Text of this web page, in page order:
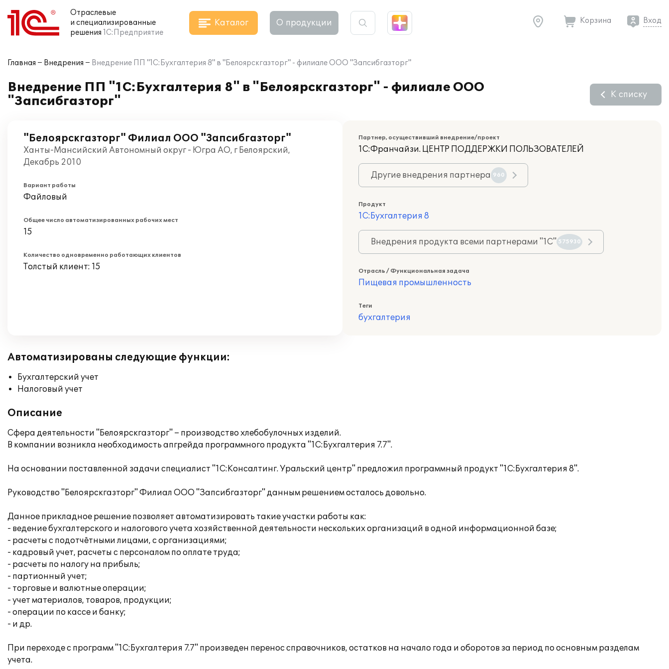
Отраслевые
и специализированные
решения 1С:Предприятие
Каталог О продукции Корзина Вход
Главная Внедрения Внедрение ПП "1C:Бухгалтерия 8" в "Белоярскгазторг" - филиале ООО "Запсибгазторг"
Внедрение ПП "1C:Бухгалтерия 8" в "Белоярскгазторг" - филиале ООО
"Запсибгазторг"
К списку
"Белоярскгазторг" Филиал ООО "Запсибгазторг"
Ханты-Мансийский Автономный округ - Югра АО, г Белоярский,
Декабрь 2010
Вариант работы
Файловый
Общее число автоматизированных рабочих мест
15
Количество одновременно работающих клиентов
Толстый клиент: 15
Партнер, осуществивший внедрение/проект
1С:Франчайзи. ЦЕНТР ПОДДЕРЖКИ ПОЛЬЗОВАТЕЛЕЙ
Другие внедрения партнера 960
Продукт
1С:Бухгалтерия 8
Внедрения продукта всеми партнерами "1С" 575930
Отрасль / Функциональная задача
Пищевая промышленность
Теги
бухгалтерия
Автоматизированы следующие функции:
Бухгалтерский учет
Налоговый учет
Описание
Сфера деятельности "Белоярскгазторг" – производство хлебобулочных изделий.
В компании возникла необходимость апгрейда программного продукта "1С:Бухгалтерия 7.7".
На основании поставленной задачи специалист "1С:Консалтинг. Уральский центр" предложил программный продукт "1C:Бухгалтерия 8".
Руководство "Белоярскгазторг" Филиал ООО "Запсибгазторг" данным решением осталось довольно.
Данное прикладное решение позволяет автоматизировать такие участки работы как:
- ведение бухгалтерского и налогового учета хозяйственной деятельности нескольких организаций в одной информационной базе;
- расчеты с подотчётными лицами, с организациями;
- кадровый учет, расчеты с персоналом по оплате труда;
- расчеты по налогу на прибыль;
- партионный учет;
- торговые и валютные операции;
- учет материалов, товаров, продукции;
- операции по кассе и банку;
- и др.
При переходе с программ "1С:Бухгалтерия 7.7" произведен перенос справочников, остатков на начало года и оборотов за период по основным разделам
учета.